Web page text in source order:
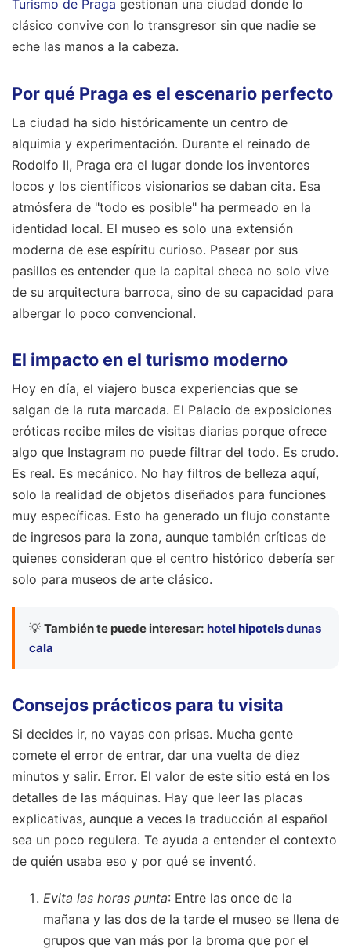
Turismo de Praga gestionan una ciudad donde lo
clásico convive con lo transgresor sin que nadie se
eche las manos a la cabeza.
Por qué Praga es el escenario perfecto
La ciudad ha sido históricamente un centro de
alquimia y experimentación. Durante el reinado de
Rodolfo II, Praga era el lugar donde los inventores
locos y los científicos visionarios se daban cita. Esa
atmósfera de "todo es posible" ha permeado en la
identidad local. El museo es solo una extensión
moderna de ese espíritu curioso. Pasear por sus
pasillos es entender que la capital checa no solo vive
de su arquitectura barroca, sino de su capacidad para
albergar lo poco convencional.
El impacto en el turismo moderno
Hoy en día, el viajero busca experiencias que se
salgan de la ruta marcada. El Palacio de exposiciones
eróticas recibe miles de visitas diarias porque ofrece
algo que Instagram no puede filtrar del todo. Es crudo.
Es real. Es mecánico. No hay filtros de belleza aquí,
solo la realidad de objetos diseñados para funciones
muy específicas. Esto ha generado un flujo constante
de ingresos para la zona, aunque también críticas de
quienes consideran que el centro histórico debería ser
solo para museos de arte clásico.
💡 También te puede interesar: hotel hipotels dunas
cala
Consejos prácticos para tu visita
Si decides ir, no vayas con prisas. Mucha gente
comete el error de entrar, dar una vuelta de diez
minutos y salir. Error. El valor de este sitio está en los
detalles de las máquinas. Hay que leer las placas
explicativas, aunque a veces la traducción al español
sea un poco regulera. Te ayuda a entender el contexto
de quién usaba eso y por qué se inventó.
Evita las horas punta: Entre las once de la
mañana y las dos de la tarde el museo se llena de
grupos que van más por la broma que por el